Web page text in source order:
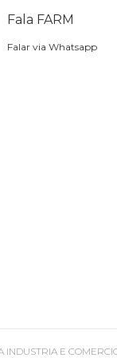
Fala FARM
Falar via Whatsapp
INDUSTRIA E